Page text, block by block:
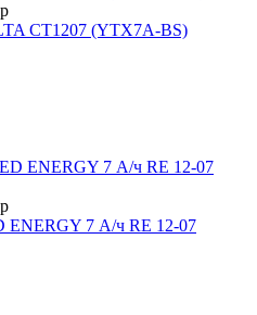
СТ1207 (YTX7A-BS)
ENERGY 7 А/ч RE 12-07